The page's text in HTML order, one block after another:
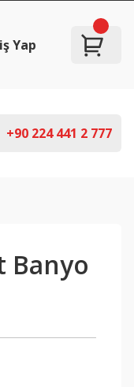
Yap
+90 224 441 2 777
Banyo